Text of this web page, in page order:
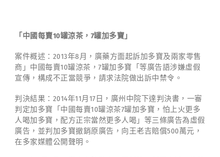
「中國每賣10罐涼茶， 7罐加多寶」
案件概述：2013年8月，廣藥方面起訴加多寶及兩家零售
商」中國每賣10罐涼茶，7罐加多寶「等廣告語涉嫌虛假
宣傳，構成不正當競爭，請求法院做出訴中禁令。
判決結果：2014年11月17日，廣州中院下達判決書，一審
判定加多寶「中國每賣10罐涼茶7罐加多寶，怕上火更多
人喝加多寶，配方正宗當然更多人喝」等三條廣告為虛假
廣告，並判加多寶撤銷原廣告，向王老吉賠償500萬元，
在多家媒體公開聲明。